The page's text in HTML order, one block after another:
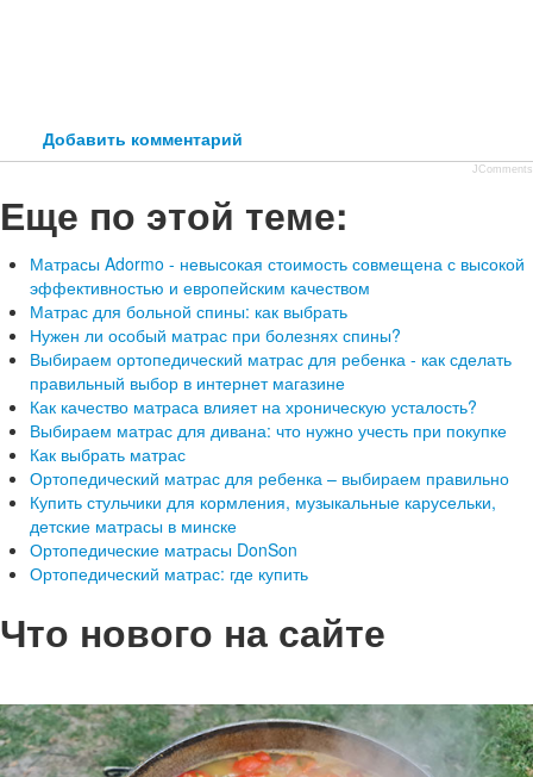
Добавить комментарий
JComments
Еще по этой теме:
Матрасы Adormo - невысокая стоимость совмещена с высокой
эффективностью и европейским качеством
Матрас для больной спины: как выбрать
Нужен ли особый матрас при болезнях спины?
Выбираем ортопедический матрас для ребенка - как сделать
правильный выбор в интернет магазине
Как качество матраса влияет на хроническую усталость?
Выбираем матрас для дивана: что нужно учесть при покупке
Как выбрать матрас
Ортопедический матрас для ребенка – выбираем правильно
Купить стульчики для кормления, музыкальные карусельки,
детские матрасы в минске
Ортопедические матрасы DonSon
Ортопедический матрас: где купить
Что нового на сайте